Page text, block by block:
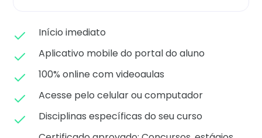
Início imediato
Aplicativo mobile do portal do aluno
100% online com videoaulas
Acesse pelo celular ou computador
Disciplinas específicas do seu curso